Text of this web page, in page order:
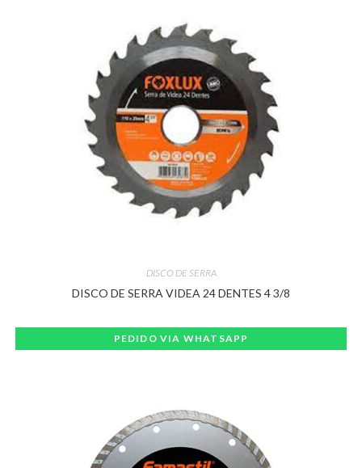
DISCO DE SERRA
DISCO DE SERRA VIDEA 24 DENTES 4 3/8
PEDIDO VIA WHATSAPP